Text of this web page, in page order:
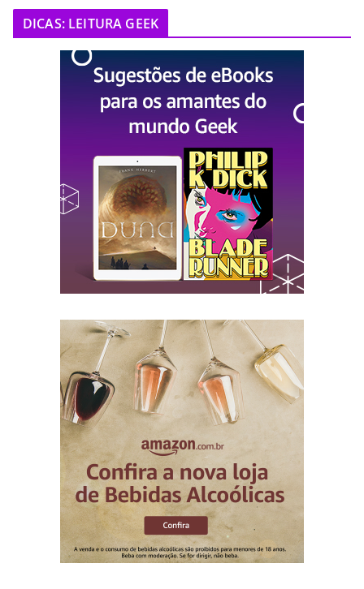
DICAS: LEITURA GEEK